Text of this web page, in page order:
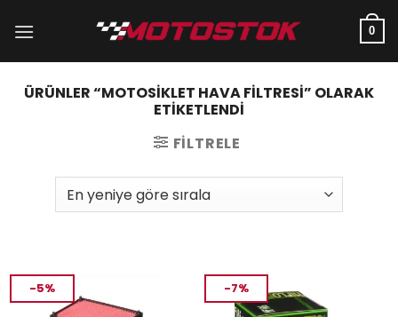
atla
0
ÜRÜNLER “MOTOSIKLET HAVA FILTRESI” OLARAK
ETIKETLENDI
FILTRELE
-5% -7%